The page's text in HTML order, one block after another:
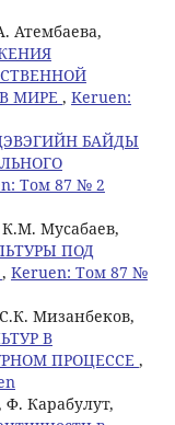
Атембаева,
МИРЕ , Keruen:
БАЙДЫ
Том 87 № 2
Мусабаев,
ПОД
, Keruen: Том 87 №
Мизанбеков,
В
ПРОЦЕССЕ ,
Карабулут,